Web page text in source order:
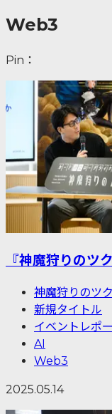
Web3
Pin：
『神魔狩りのツ
神魔狩りのツ
新規タイトル
イベントレポ
AI
Web3
2025.05.14